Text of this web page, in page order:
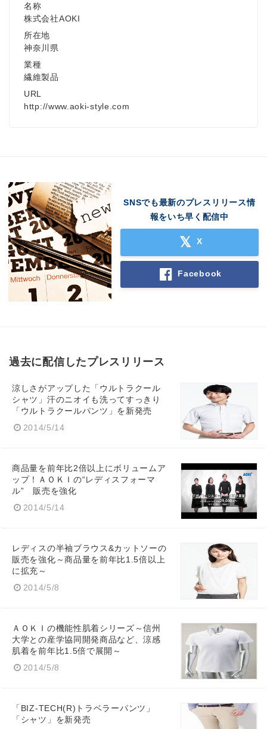
名称
株式会社AOKI
所在地
神奈川県
業種
繊維製品
URL
http://www.aoki-style.com
SNSでも最新のプレスリリース情
報をいち早く配信中
X
Facebook
過去に配信したプレスリリース
涼しさがアップした「ウルトラクール
シャツ」汗のニオイも洗ってすっきり
「ウルトラクールパンツ」を新発売
2014/5/14
商品量を前年比2倍以上にボリュームア
ップ！ＡＯＫＩの“レディスフォーマ
ル” 販売を強化
2014/5/14
レディスの半袖ブラウス&カットソーの
販売を強化～商品量を前年比1.5倍以上
に拡充～
2014/5/8
ＡＯＫＩの機能性肌着シリーズ～信州
大学との産学協同開発商品など、涼感
肌着を前年比1.5倍で展開～
2014/5/8
「BIZ-TECH(R)トラベラーパンツ」
「シャツ」を新発売
English